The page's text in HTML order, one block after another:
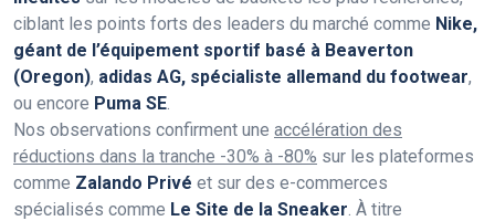
ciblant les points forts des leaders du marché comme Nike,
géant de l’équipement sportif basé à Beaverton
(Oregon), adidas AG, spécialiste allemand du footwear,
ou encore Puma SE
Nos observations confirment une accélération des
réductions dans la tranche -30% à -80% sur les plateformes
comme Zalando Privé et sur des e-commerces
spécialisés comme Le Site de la Sneaker . À titre